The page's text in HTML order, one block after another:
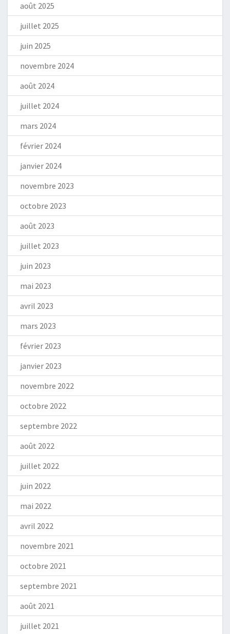
août 2025
juillet 2025
juin 2025
novembre 2024
août 2024
juillet 2024
mars 2024
février 2024
janvier 2024
novembre 2023
octobre 2023
août 2023
juillet 2023
juin 2023
mai 2023
avril 2023
mars 2023
février 2023
janvier 2023
novembre 2022
octobre 2022
septembre 2022
août 2022
juillet 2022
juin 2022
mai 2022
avril 2022
novembre 2021
octobre 2021
septembre 2021
août 2021
juillet 2021